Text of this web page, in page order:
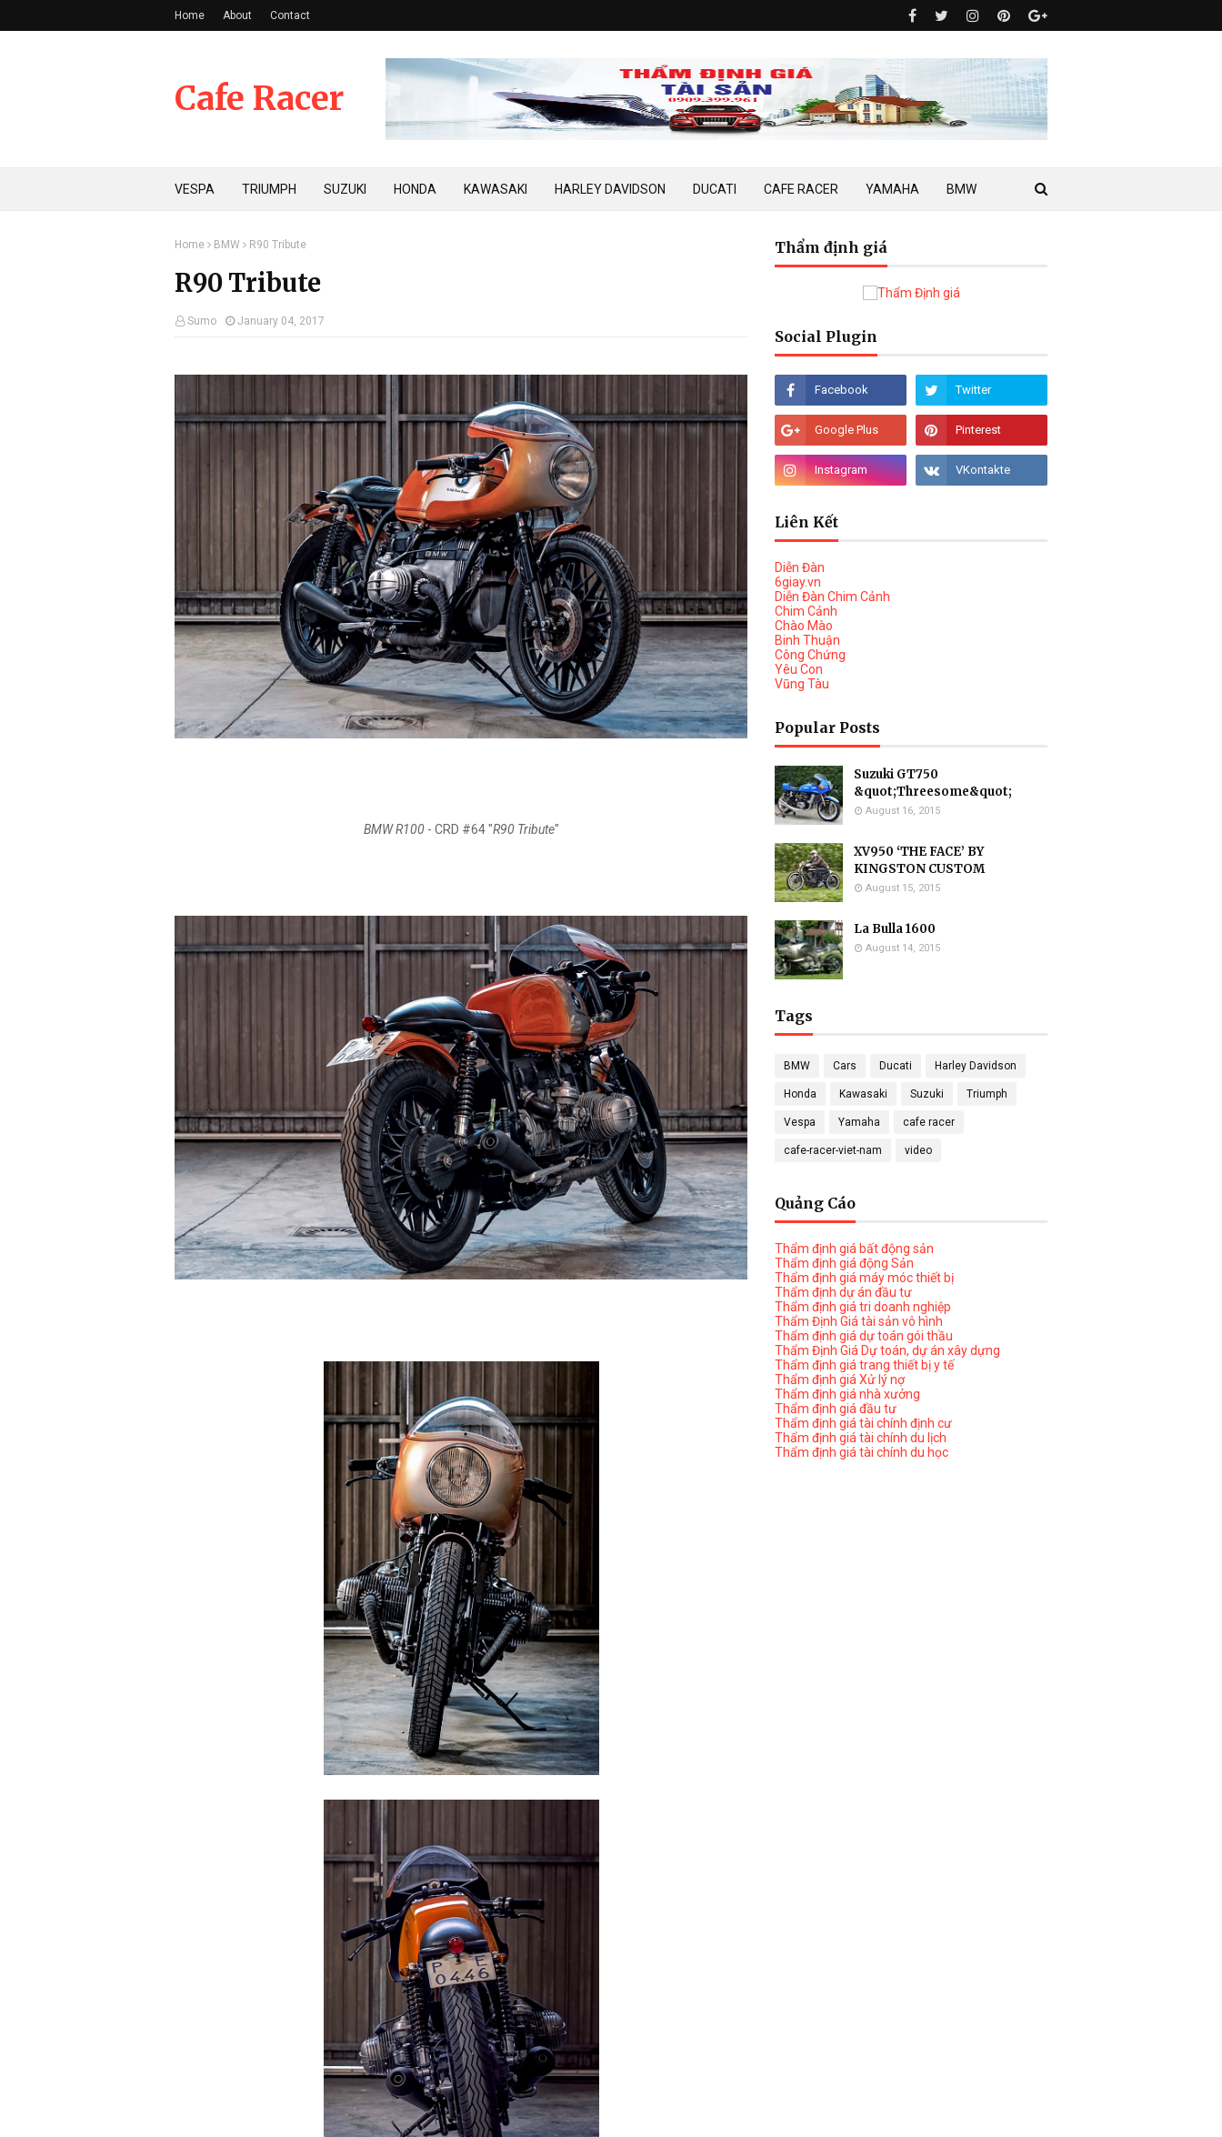
Home About Contact
Cafe Racer
VESPA TRIUMPH SUZUKI HONDA KAWASAKI HARLEY DAVIDSON DUCATI CAFE RACER YAMAHA BMW
Home BMW R90 Tribute
R90 Tribute
Sumo January 04, 2017
BMW R100- CRD #64 "R90 Tribute"
Thẩm định giá
Social Plugin
Liên Kết
Diễn Đàn
6giay.vn
Diễn Đàn Chim Cảnh
Chim Cảnh
Chào Mào
Binh Thuận
Công Chứng
Yêu Con
Vũng Tàu
Popular Posts
Suzuki GT750
&quot;Threesome&quot;
August 16, 2015
XV950 ‘THE FACE’ BY
KINGSTON CUSTOM
August 15, 2015
La Bulla 1600
August 14, 2015
Tags
BMW Cars Ducati Harley Davidson
Honda Kawasaki Suzuki Triumph
Vespa Yamaha cafe racer
cafe-racer-viet-nam video
Quảng Cáo
Thẩm định giá bất động sản
Thẩm định giá động Sản
Thẩm định giá máy móc thiết bị
Thẩm định dự án đầu tư
Thẩm định giá tri doanh nghiệp
Thẩm Định Giá tài sản vô hình
Thẩm định giá dự toán gói thầu
Thẩm Định Giá Dự toán, dự án xây dựng
Thẩm định giá trang thiết bị y tế
Thẩm định giá Xử lý nợ
Thẩm định giá nhà xưởng
Thẩm định giá đầu tư
Thẩm định giá tài chính định cư
Thẩm định giá tài chính du lịch
Thẩm định giá tài chính du học